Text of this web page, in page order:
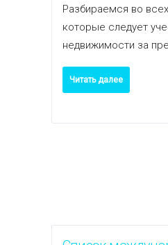
Разбираемся во
которые следует
недвижимости за
Читать далее